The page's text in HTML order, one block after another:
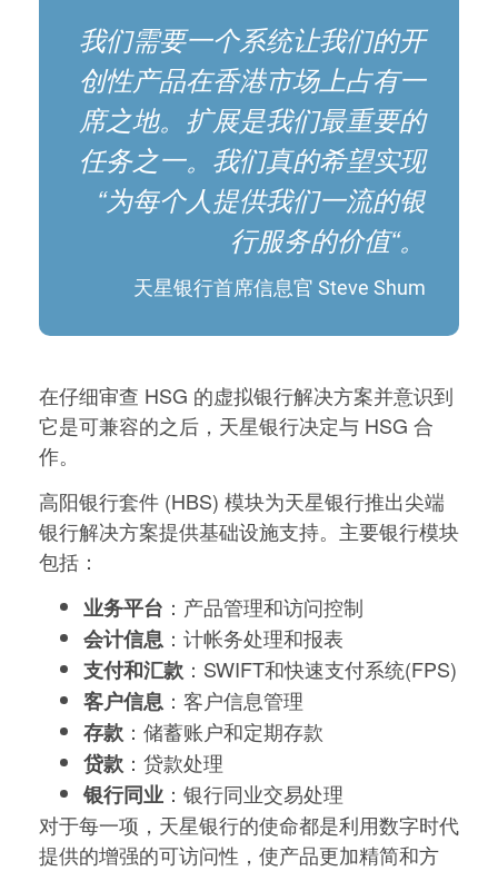
我们需要一个系统让我们的开
创性产品在香港市场上占有一
席之地。扩展是我们最重要的
任务之一。我们真的希望实现
“为每个人提供我们一流的银
行服务的价值“。
天星银行首席信息官 Steve Shum
在仔细审查 HSG 的虚拟银行解决方案并意识到
它是可兼容的之后，天星银行决定与 HSG 合
作。
高阳银行套件 (HBS) 模块为天星银行推出尖端
银行解决方案提供基础设施支持。主要银行模块
包括：
业务平台 ：产品管理和访问控制
会计信息 ：计帐务处理和报表
支付和汇款 ：SWIFT和快速支付系统(FPS)
客户信息 ：客户信息管理
存款 ：储蓄账户和定期存款
贷款 ：贷款处理
银行同业 ：银行同业交易处理
对于每一项，天星银行的使命都是利用数字时代
提供的增强的可访问性，使产品更加精简和方